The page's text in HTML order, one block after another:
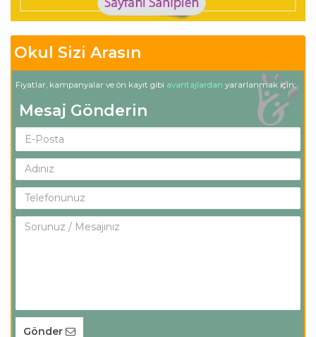
Okul Sizi Arasın
Fiyatlar, kampanyalar ve ön kayıt gibi avantajlardan yararlanmak için;
Mesaj Gönderin
Gönder